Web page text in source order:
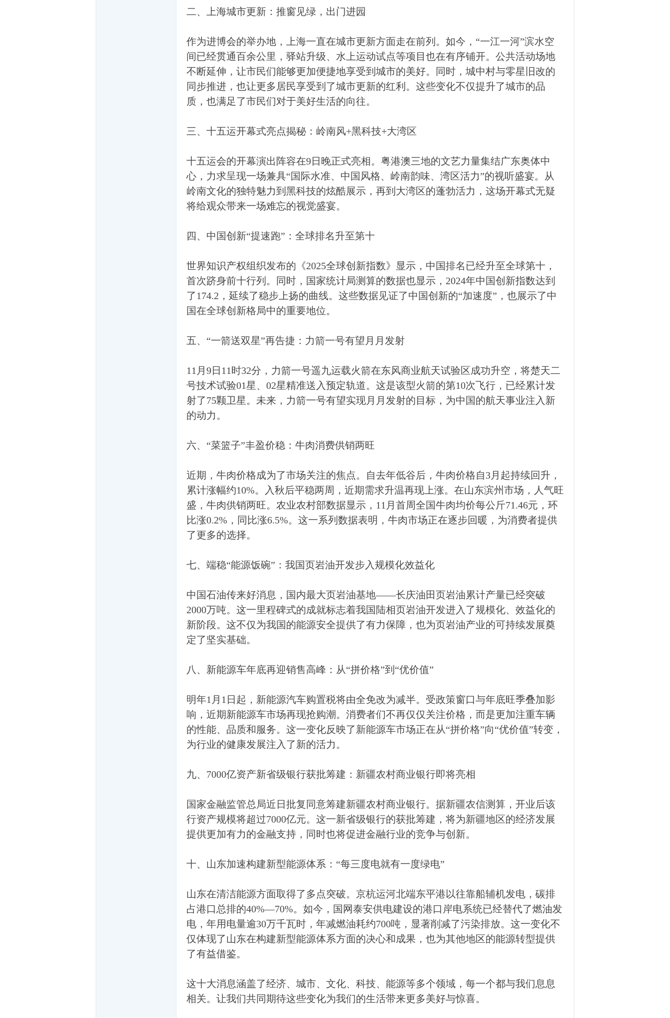
二、上海城市更新：推窗见绿，出门进园
作为进博会的举办地，上海一直在城市更新方面走在前列。如今，“一江一河”滨水空
间已经贯通百余公里，驿站升级、水上运动试点等项目也在有序铺开。公共活动场地
不断延伸，让市民们能够更加便捷地享受到城市的美好。同时，城中村与零星旧改的
同步推进，也让更多居民享受到了城市更新的红利。这些变化不仅提升了城市的品
质，也满足了市民们对于美好生活的向往。
三、十五运开幕式亮点揭秘：岭南风+黑科技+大湾区
十五运会的开幕演出阵容在9日晚正式亮相。粤港澳三地的文艺力量集结广东奥体中
心，力求呈现一场兼具“国际水准、中国风格、岭南韵味、湾区活力”的视听盛宴。从
岭南文化的独特魅力到黑科技的炫酷展示，再到大湾区的蓬勃活力，这场开幕式无疑
将给观众带来一场难忘的视觉盛宴。
四、中国创新“提速跑”：全球排名升至第十
世界知识产权组织发布的《2025全球创新指数》显示，中国排名已经升至全球第十，
首次跻身前十行列。同时，国家统计局测算的数据也显示，2024年中国创新指数达到
了174.2，延续了稳步上扬的曲线。这些数据见证了中国创新的“加速度”，也展示了中
国在全球创新格局中的重要地位。
五、“一箭送双星”再告捷：力箭一号有望月月发射
11月9日11时32分，力箭一号遥九运载火箭在东风商业航天试验区成功升空，将楚天二
号技术试验01星、02星精准送入预定轨道。这是该型火箭的第10次飞行，已经累计发
射了75颗卫星。未来，力箭一号有望实现月月发射的目标，为中国的航天事业注入新
的动力。
六、“菜篮子”丰盈价稳：牛肉消费供销两旺
近期，牛肉价格成为了市场关注的焦点。自去年低谷后，牛肉价格自3月起持续回升，
累计涨幅约10%。入秋后平稳两周，近期需求升温再现上涨。在山东滨州市场，人气旺
盛，牛肉供销两旺。农业农村部数据显示，11月首周全国牛肉均价每公斤71.46元，环
比涨0.2%，同比涨6.5%。这一系列数据表明，牛肉市场正在逐步回暖，为消费者提供
了更多的选择。
七、端稳“能源饭碗”：我国页岩油开发步入规模化效益化
中国石油传来好消息，国内最大页岩油基地——长庆油田页岩油累计产量已经突破
2000万吨。这一里程碑式的成就标志着我国陆相页岩油开发进入了规模化、效益化的
新阶段。这不仅为我国的能源安全提供了有力保障，也为页岩油产业的可持续发展奠
定了坚实基础。
八、新能源车年底再迎销售高峰：从“拼价格”到“优价值”
明年1月1日起，新能源汽车购置税将由全免改为减半。受政策窗口与年底旺季叠加影
响，近期新能源车市场再现抢购潮。消费者们不再仅仅关注价格，而是更加注重车辆
的性能、品质和服务。这一变化反映了新能源车市场正在从“拼价格”向“优价值”转变，
为行业的健康发展注入了新的活力。
九、7000亿资产新省级银行获批筹建：新疆农村商业银行即将亮相
国家金融监管总局近日批复同意筹建新疆农村商业银行。据新疆农信测算，开业后该
行资产规模将超过7000亿元。这一新省级银行的获批筹建，将为新疆地区的经济发展
提供更加有力的金融支持，同时也将促进金融行业的竞争与创新。
十、山东加速构建新型能源体系：“每三度电就有一度绿电”
山东在清洁能源方面取得了多点突破。京杭运河北端东平港以往靠船辅机发电，碳排
占港口总排的40%—70%。如今，国网泰安供电建设的港口岸电系统已经替代了燃油发
电，年用电量逾30万千瓦时，年减燃油耗约700吨，显著削减了污染排放。这一变化不
仅体现了山东在构建新型能源体系方面的决心和成果，也为其他地区的能源转型提供
了有益借鉴。
这十大消息涵盖了经济、城市、文化、科技、能源等多个领域，每一个都与我们息息
相关。让我们共同期待这些变化为我们的生活带来更多美好与惊喜。